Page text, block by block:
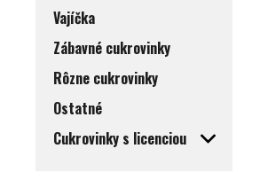
Vajíčka
Zábavné cukrovinky
Rôzne cukrovinky
Ostatné
Cukrovinky s licenciou